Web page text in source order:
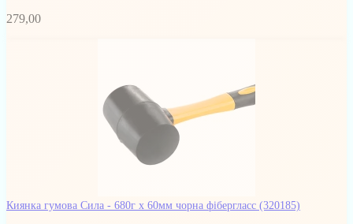
279,00
Киянка гумова Сила - 680г x 60мм чорна фібергласс (320185)